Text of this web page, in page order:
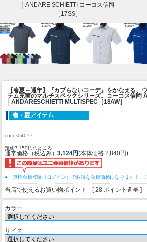
│ANDARE SCHIETTI コーコス信岡
［17SS］
【春夏～通年】『カブらないコーデ』をかなえる、
テム充実のマルチスペックシリーズ。
コーコス信岡
│ANDARESCHIETTI MULTISPEC［18AW］
cocos04077
定価7,150円のところ
通常価格（税込み） 3,124円(本体価格:2,840円)
● 無料会員登録（ログイン）でお得な会員価格になります！
当店で使えるお買い物ポイント [ 28 ポイント進呈 ]
カラー
サイズ